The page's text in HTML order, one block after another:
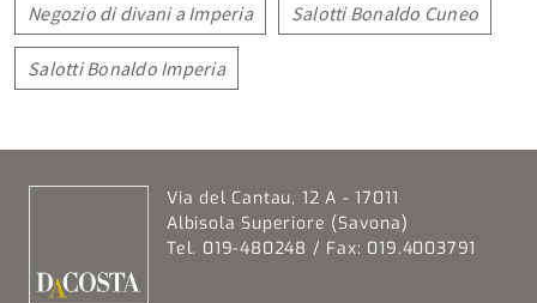
Negozio di divani a Imperia Salotti Bonaldo Cuneo
Salotti Bonaldo Imperia
Via del Cantau, 12 A - 17011
Albisola Superiore (Savona)
Tel. 019-480248 / Fax: 019.4003791